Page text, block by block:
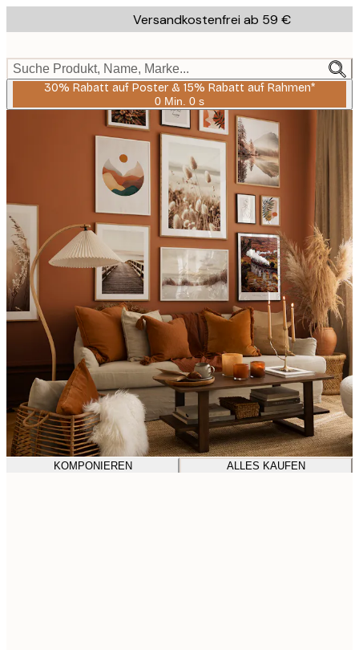
to
content.
Versandkostenfrei ab 59 €
Suche Produkt, Name, Marke...
30% Rabatt auf Poster & 15% Rabatt auf Rahmen*
0 Min. 0 s
Gültig
bis:
2026-
06
KOMPONIEREN ALLES KAUFEN